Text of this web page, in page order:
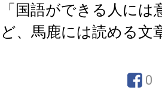
「国語ができる人には
ど、馬鹿には読める文
0